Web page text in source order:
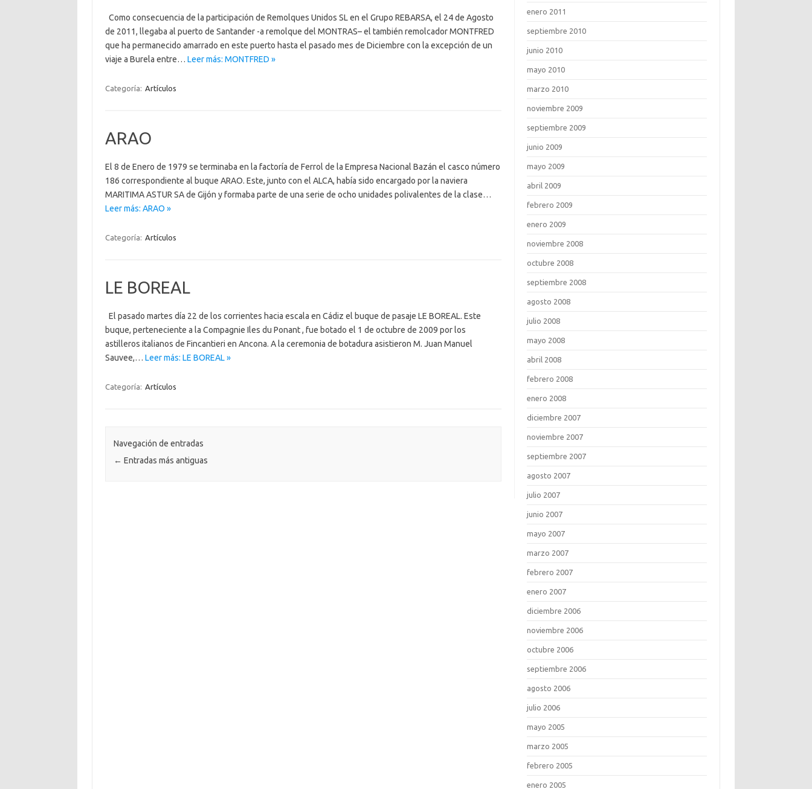
Como consecuencia de la participación de Remolques Unidos SL en el Grupo REBARSA, el 24 de Agosto
de 2011, llegaba al puerto de Santander -a remolque del MONTRAS– el también remolcador MONTFRED
que ha permanecido amarrado en este puerto hasta el pasado mes de Diciembre con la excepción de un
viaje a Burela entre… Leer más: MONTFRED »
Categoría: Artículos
ARAO
El 8 de Enero de 1979 se terminaba en la factoría de Ferrol de la Empresa Nacional Bazán el casco número
186 correspondiente al buque ARAO. Este, junto con el ALCA, había sido encargado por la naviera
MARITIMA ASTUR SA de Gijón y formaba parte de una serie de ocho unidades polivalentes de la clase…
Leer más: ARAO »
Categoría: Artículos
LE BOREAL
El pasado martes día 22 de los corrientes hacia escala en Cádiz el buque de pasaje LE BOREAL. Este
buque, perteneciente a la Compagnie Iles du Ponant , fue botado el 1 de octubre de 2009 por los
astilleros italianos de Fincantieri en Ancona. A la ceremonia de botadura asistieron M. Juan Manuel
Sauvee,… Leer más: LE BOREAL »
Categoría: Artículos
Navegación de entradas
← Entradas más antiguas
enero 2011
septiembre 2010
junio 2010
mayo 2010
marzo 2010
noviembre 2009
septiembre 2009
junio 2009
mayo 2009
abril 2009
febrero 2009
enero 2009
noviembre 2008
octubre 2008
septiembre 2008
agosto 2008
julio 2008
mayo 2008
abril 2008
febrero 2008
enero 2008
diciembre 2007
noviembre 2007
septiembre 2007
agosto 2007
julio 2007
junio 2007
mayo 2007
marzo 2007
febrero 2007
enero 2007
diciembre 2006
noviembre 2006
octubre 2006
septiembre 2006
agosto 2006
julio 2006
mayo 2005
marzo 2005
febrero 2005
enero 2005